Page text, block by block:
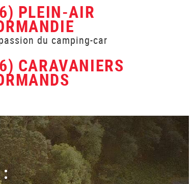
PLEIN-AIR
du camping-car
CARAVANIERS
: